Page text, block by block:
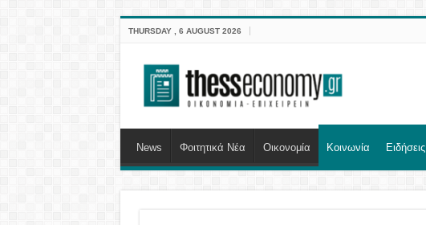
THURSDAY , 6 AUGUST 2026
News Φοιτητικά Νέα Οικονομία Κοινωνία Ειδήσεις